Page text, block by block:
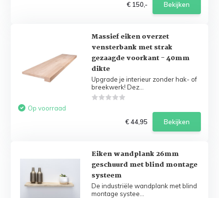
€ 150,-
Bekijken
Massief eiken overzet
vensterbank met strak
gezaagde voorkant - 40mm
dikte
Upgrade je interieur zonder hak- of
breekwerk! Dez...
Op voorraad
€ 44,95
Bekijken
Eiken wandplank 26mm
geschuurd met blind montage
systeem
De industriële wandplank met blind
montage systee...